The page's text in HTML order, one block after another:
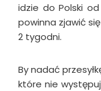
idzie do Polski
powinna zjawić
2 tygodni.
By nadać
które nie